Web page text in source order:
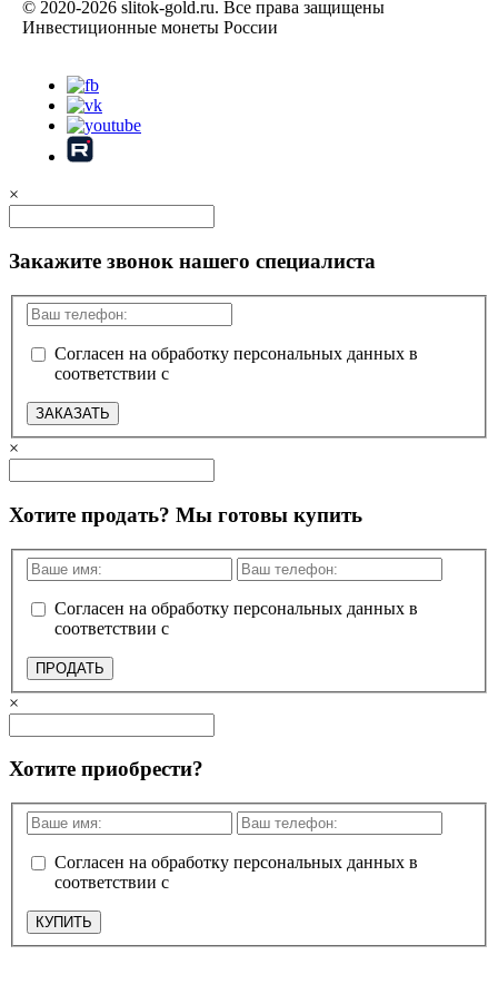
© 2020-2026 slitok-gold.ru. Все права защищены
Инвестиционные монеты России
×
Закажите звонок нашего специалиста
Согласен на обработку персональных данных в
соответствии с
ЗАКАЗАТЬ
×
Хотите продать? Мы готовы купить
Согласен на обработку персональных данных в
соответствии с
ПРОДАТЬ
×
Хотите приобрести?
Согласен на обработку персональных данных в
соответствии с
КУПИТЬ